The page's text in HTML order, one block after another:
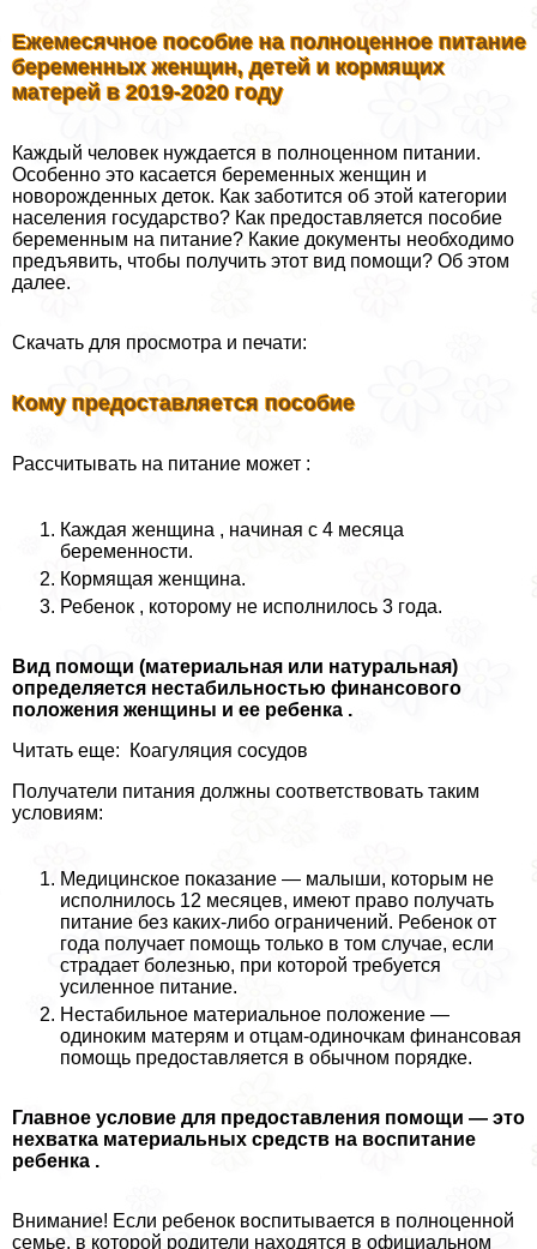
Ежемecячное пособие на полноценное питание
беременных женщин, детей и кормящих
матерей в 2019-2020 году
Каждый человек нуждается в полноценном питании.
Особенно это касается беременных женщин и
новорожденных деток. Как заботится об этой категории
населения государство? Как предоставляется пособие
беременным на питание? Какие документы необходимо
предъявить, чтобы получить этот вид помощи? Об этом
далее.
Скачать для просмотра и печати:
Кому предоставляется пособие
Рассчитывать на питание может :
Каждая женщина , начиная с 4 месяца
беременности.
Кормящая женщина.
Ребенок , которому не исполнилось 3 года.
Вид помощи (материальная или натуральная)
определяется нестабильностью финансового
положения женщины и ее ребенка .
Читать еще: Коагуляция сосудов
Получатели питания должны соответствовать таким
условиям:
Медицинское показание — малыши, которым не
исполнилось 12 месяцев, имеют право получать
питание без каких-либо ограничений. Ребенок от
года получает помощь только в том случае, если
страдает болезнью, при которой требуется
усиленное питание.
Нестабильное материальное положение —
одиноким матерям и отцам-одиночкам финансовая
помощь предоставляется в обычном порядке.
Главное условие для предоставления помощи — это
нехватка материальных средств на воспитание
ребенка .
Внимание! Если ребенок воспитывается в полноценной
семье, в которой родители находятся в официальном